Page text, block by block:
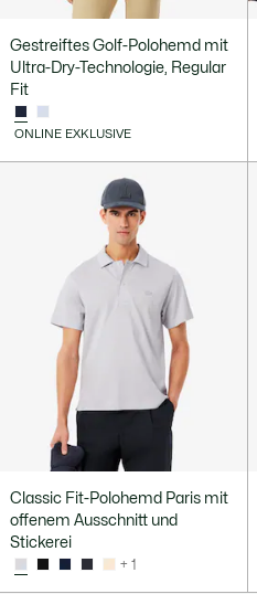
Gestreiftes Golf-Polohemd mit
Ultra-Dry-Technologie, Regular
Fit
ONLINE EXKLUSIVE
Classic Fit-Polohemd Paris mit
offenem Ausschnitt und
Stickerei
+ 1